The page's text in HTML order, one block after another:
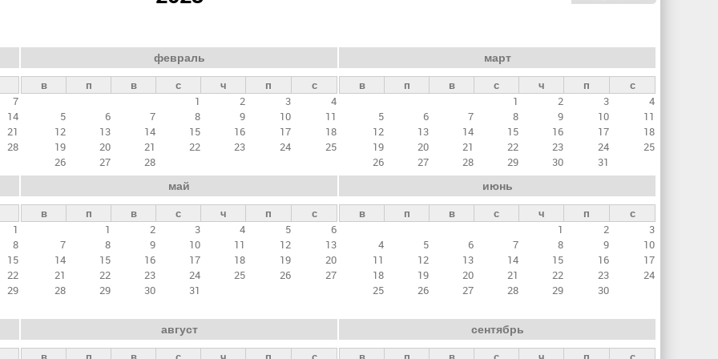
7
14
21
28
февраль
в п в с ч п
с
1
2 3
4
5
6 7 8 9 10
11
12
13 14 15 16 17
18
19
20 21 22 23 24
25
26
27 28
март
в п в с ч п
с
1
2 3
4
5
6 7 8 9 10
11
12
13 14 15 16 17
18
19
20 21 22 23 24
25
26
27 28 29 30 31
1
8
15
22
29
май
в п в с ч п
с
1
2 3 4 5
6
7
8 9 10 11 12
13
14
15 16 17 18 19
20
21
22 23 24 25 26
27
28
29 30 31
июнь
в п в с ч п
с
1
2
3
4
5 6 7 8 9
10
11
12 13 14 15 16
17
18
19 20 21 22 23
24
25
26 27 28 29 30
август сентябрь